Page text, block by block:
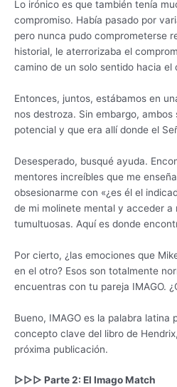
Lo irónico es que también tenía
compromiso. Había pasado por
pero nunca pudo comprometerse
historial, le aterrorizaba el
camino de un solo sentido hacia el
Entonces, juntos, estábamos en
nos destroza. Sin embargo,
potencial y que era allí donde el
Desesperado, busqué ayuda.
mentores increíbles que me
obsesionarme con «¿es él el
de mi molinete mental y acceder a
tumultuosas. Aquí es donde
Por cierto, ¿las emociones que
en el otro? Esos son totalmente
encuentras con tu pareja IMAGO.
Bueno, IMAGO es la palabra latina
concepto clave del libro de
próxima publicación.
▷▷▷ Parte 2: El Imago Match